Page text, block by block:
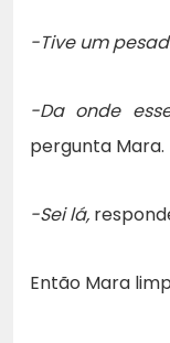
-Tive um
-Da onde
pergunta Mara.
-Sei lá,
Então Mara